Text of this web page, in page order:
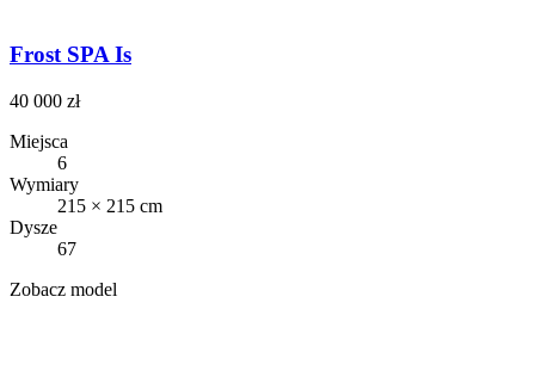
Frost SPA Is
40 000 zł
Miejsca
6
Wymiary
215 × 215 cm
Dysze
67
Zobacz model